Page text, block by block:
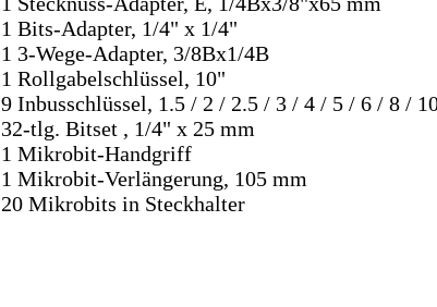
1 Bits-Adapter, 1/4" x 1/4"
1 3-Wege-Adapter, 3/8Bx1/4B
1 Rollgabelschlüssel, 10"
9 Inbusschlüssel, 1.5 / 2 / 2.5 / 3 / 4 / 5 / 6 / 8 /
32-tlg. Bitset , 1/4" x 25 mm
1 Mikrobit-Handgriff
1 Mikrobit-Verlängerung, 105 mm
20 Mikrobits in Steckhalter